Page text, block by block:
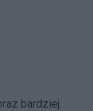
bardziej